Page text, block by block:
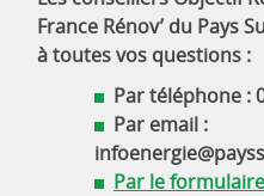
France Rénov’ du Pays
à toutes vos questions :
Par téléphone :
Par email :
Par le